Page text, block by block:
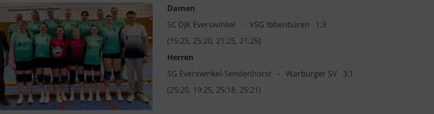
Damen
SC DJK Everswinkel - VSG Ibbenbüren 1:3
(15:25, 25:20, 21:25, 21:25)
Herren
SG Everswinkel-Sendenhorst - Warburger SV 3:1
(25:20, 19:25, 25:18, 25:21)